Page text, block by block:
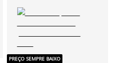
PREÇO SEMPRE BAIXO